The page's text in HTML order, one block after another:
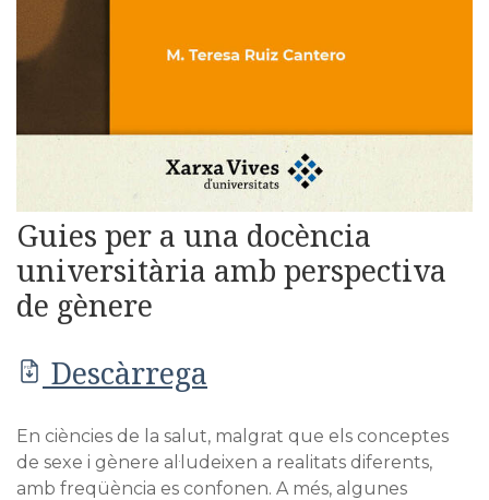
Guies per a una docència
universitària amb perspectiva
de gènere
PDF Descàrrega
En ciències de la salut, malgrat que els conceptes
de sexe i gènere al·ludeixen a realitats diferents,
amb freqüència es confonen. A més, algunes